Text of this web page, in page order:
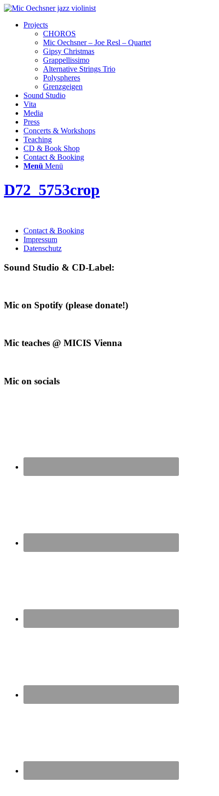
Projects
CHOROS
Mic Oechsner – Joe Resl – Quartet
Gipsy Christmas
Grappellissimo
Alternative Strings Trio
Polyspheres
Grenzgeigen
Sound Studio
Vita
Media
Press
Concerts & Workshops
Teaching
CD & Book Shop
Contact & Booking
Menü Menü
D72_5753crop
Contact & Booking
Impressum
Datenschutz
Sound Studio & CD-Label:
Mic on Spotify (please donate!)
Mic teaches @ MICIS Vienna
Mic on socials